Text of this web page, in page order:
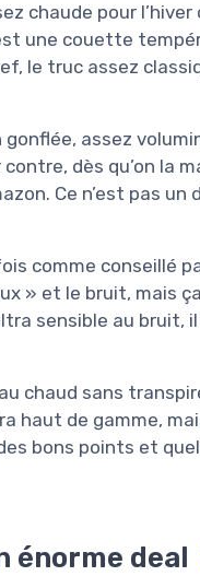
chaude pour
une couette
le truc assez
assez
dès qu’on la
Ce n’est pas un
comme conseillé
» et le bruit, mais
sensible au bruit,
chaud sans
haut de gamme,
bons points et
énorme deal